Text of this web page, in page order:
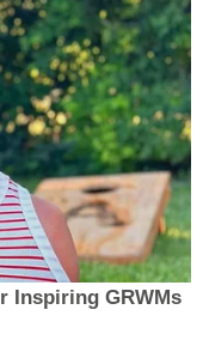
Inspiring GRWMs